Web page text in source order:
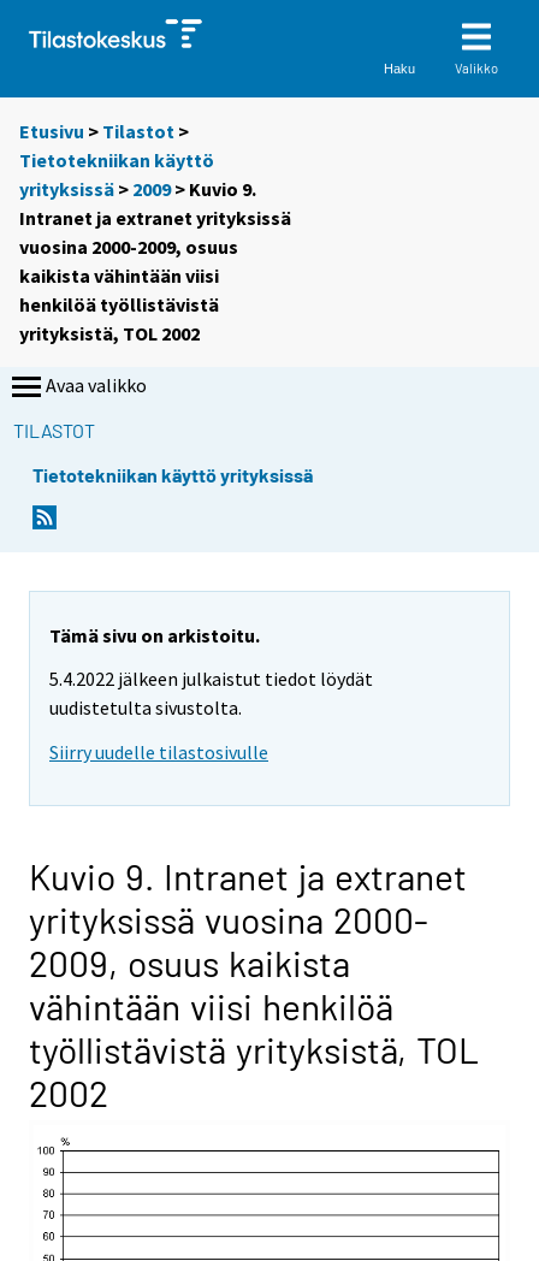
Haku Valikko
Etusivu > Tilastot >
Tietotekniikan käyttö
yrityksissä > 2009> Kuvio 9.
Intranet ja extranet yrityksissä
vuosina 2000-2009, osuus
kaikista vähintään viisi
henkilöä työllistävistä
yrityksistä, TOL 2002
Avaa valikko
TILASTOT
Tietotekniikan käyttö yrityksissä
Tämä sivu on arkistoitu.
5.4.2022 jälkeen julkaistut tiedot löydät
uudistetulta sivustolta.
Siirry uudelle tilastosivulle
Kuvio 9. Intranet ja extranet
yrityksissä vuosina 2000-
2009, osuus kaikista
vähintään viisi henkilöä
työllistävistä yrityksistä, TOL
2002